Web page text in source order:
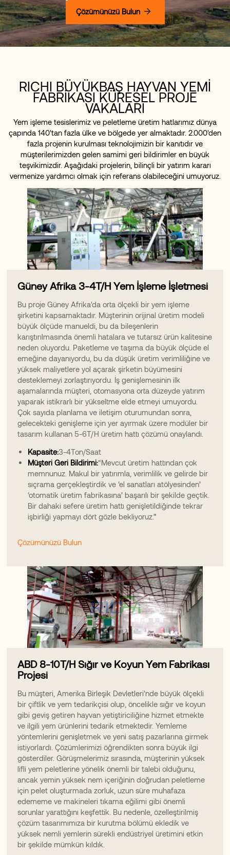
Çözümünüzü Bulun
RICHI BÜYÜKBAŞ HAYVAN YEMİ
FABRİKASI KÜRESEL PROJE
VAKALARI
Yem işleme tesislerimiz ve peletleme üretim hatlarımız dünya
çapında 140'tan fazla ülke ve bölgede yer almaktadır. 2.000'den
fazla projenin kurulması teknolojimizin bir kanıtıdır ve
müşterilerimizden gelen samimi geri bildirimler en büyük
teşvikimizdir. Aşağıdaki projelerin, bilinçli bir yatırım kararı
vermenize yardımcı olmak için referans olabileceğini umuyoruz.
Güney Afrika 3-4T/H Yem İşleme İşletmesi
Bu proje Güney Afrika'da orta ölçekli bir yem işleme
şirketini kapsamaktadır. Müşterinin orijinal üretim modeli
büyük ölçüde manueldi, bu da bileşenlerin
karıştırılmasında önemli hatalara ve tutarsız ürün kalitesine
neden oluyordu. Paketleme ve taşıma da büyük ölçüde el
emeğine dayanıyordu, bu da düşük üretim verimliliğine ve
yüksek maliyetlere yol açarak şirketin büyümesini
desteklemeyi zorlaştırıyordu. İş genişlemesinin ilk
aşamalarında müşteri, otomasyona orta düzeyde yatırım
yaparak istikrarlı bir yükseltme elde etmeyi umuyordu.
Çok sayıda planlama ve iletişim oturumundan sonra,
gelecekteki genişleme için yer ayırmak üzere modüler bir
tasarım kullanan 5-6T/H üretim hattı çözümü onaylandı.
Kapasite:3-4Ton/Saat
Müşteri Geri Bildirimi:“Mevcut üretim hattından çok
memnunuz. Makul bir yatırımla, verimlilik ve gelirde bir
sıçrama gerçekleştirdik ve ‘el sanatları atölyesinden’
‘otomatik üretim fabrikasına’ başarılı bir şekilde geçtik.
Bir dahaki sefere üretim hattı genişletildiğinde tekrar
işbirliği yapmayı dört gözle bekliyoruz.”
Çözümünüzü Bulun
ABD 8-10T/H Sığır ve Koyun Yem Fabrikası
Projesi
Bu müşteri, Amerika Birleşik Devletleri'nde büyük ölçekli
bir çiftlik ve yem tedarikçisi olup, öncelikle sığır ve koyun
gibi geviş getiren hayvan yetiştiriciliğine hizmet etmekte
ve ilgili yem ürünlerini tedarik etmektedir. Yemleme
yöntemlerini genişletmek ve yeni satış pazarlarına girmek
istiyorlardı. Çözümlerimizi öğrendikten sonra büyük ilgi
gösterdiler. Görüşmelerimiz sırasında, müşterinin yüksek
lifli yem peletlerine yönelik önemli bir talebi olduğunu,
ancak yemin yüksek nem içeriğinin doğrudan peletleme
için pelet oluşturmada zorluk, uzun süre muhafaza
edememe ve makineleri tıkama eğilimi gibi önemli
sorunlar yarattığını keşfettik. Bu nedenle, özelleştirilmiş
çözüm tasarımımıza bir kurutma bölümü ekledik ve
yüksek nemli yemlerin sürekli endüstriyel üretimini etkin
bir şekilde mümkün kıldık.